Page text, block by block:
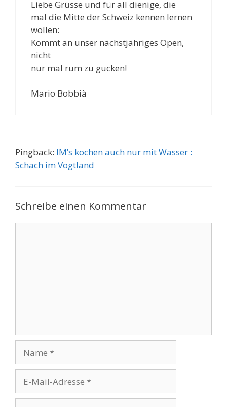
Liebe Grüsse und für all dienige, die
mal die Mitte der Schweiz kennen lernen
wollen:
Kommt an unser nächstjähriges Open,
nicht
nur mal rum zu gucken!
Mario Bobbià
Pingback: IM’s kochen auch nur mit Wasser :
Schach im Vogtland
Schreibe einen Kommentar
Mail-
Adresse